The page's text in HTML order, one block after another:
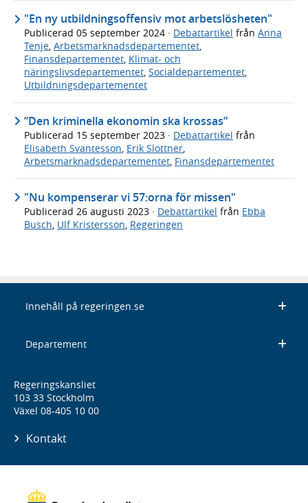
"En ny utbildningsoffensiv mot arbetslösheten"
Publicerad 05 september 2024 · Debattartikel från Anna
Tenje, Arbetsmarknadsdepartementet,
Finansdepartementet, Klimat- och
näringslivsdepartementet, Socialdepartementet,
Utbildningsdepartementet
”Den kriminella ekonomin ska krossas”
Publicerad 15 september 2023 · Debattartikel från
Elisabeth Svantesson, Erik Slottner,
Arbetsmarknadsdepartementet, Finansdepartementet
"Nu kompenserar vi 57:orna för missen"
Publicerad 26 augusti 2023 · Debattartikel från Ebba
Busch Ulf Kristersson Regeringen
Innehåll på regeringen.se
Departement
Regeringskansliet
103 33 Stockholm
Växel 08-405 10 00
Kontakt